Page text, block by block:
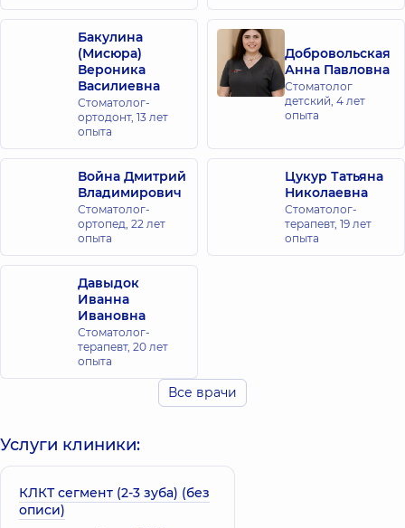
Бакулина
(Мисюра)
Вероника
Василиевна
Стоматолог-
ортодонт, 13 лет
опыта
Добровольская
Анна Павловна
Стоматолог
детский, 4 лет
опыта
Война Дмитрий
Владимирович
Стоматолог-
ортопед, 22 лет
опыта
Цукур Татьяна
Николаевна
Стоматолог-
терапевт, 19 лет
опыта
Давыдок
Иванна
Ивановна
Стоматолог-
терапевт, 20 лет
опыта
Все врачи
Услуги клиники:
КЛКТ сегмент (2-3 зуба) (без
описи)